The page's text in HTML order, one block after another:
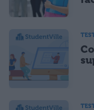
marketing diretto con